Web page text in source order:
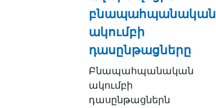
բնապահպանական
ակումբի
դասընթացները
Բնապահպանական
ակումբի
դասընթացներն